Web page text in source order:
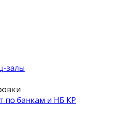
залы
по банкам и НБ КР